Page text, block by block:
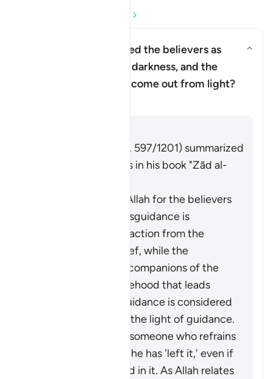
Why has Allah described the believers as
having come out from darkness, and the
disbelievers as having come out from light?
สลับคำตอบสำหรับ Why has
Imām Ibn al-Jawzī (d. 597/1201) summarized
the scholars' opinions in his book "Zād al-
The protection of Allah for the believers
from falling into misguidance is
considered an extraction from the
darkness of disbelief, while the
adornment by the companions of the
disbelievers of falsehood that leads
them away from guidance is considered
an extraction from the light of guidance.
It may be said about someone who refrains
from something that he has 'left it,' even if
he was never involved in it. As Allah relates